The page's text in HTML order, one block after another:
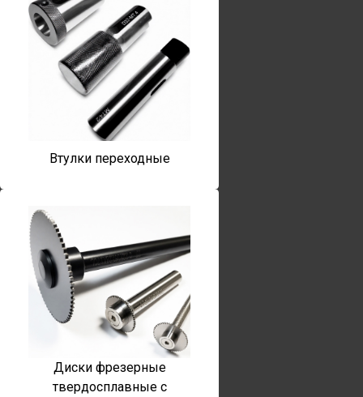
Втулки переходные
Диски фрезерные
твердосплавные с